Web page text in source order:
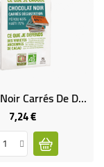
Chocolat Noir Carrés De Dégustation Bio & Équitable
7,24 €Prix